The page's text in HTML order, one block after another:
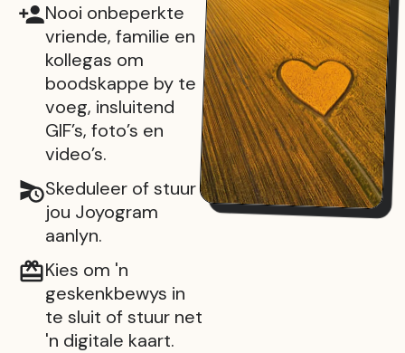
Nooi onbeperkte
vriende, familie en
kollegas om
boodskappe by te
voeg, insluitend
GIF’s, foto’s en
video’s.
Skeduleer of stuur
jou Joyogram
aanlyn.
Kies om 'n
geskenkbewys in
te sluit of stuur net
'n digitale kaart.